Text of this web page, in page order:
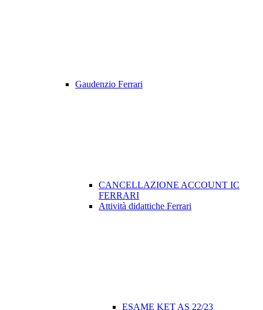
Gaudenzio Ferrari
CANCELLAZIONE ACCOUNT IC
FERRARI
Attività didattiche Ferrari
ESAME KET AS 22/23